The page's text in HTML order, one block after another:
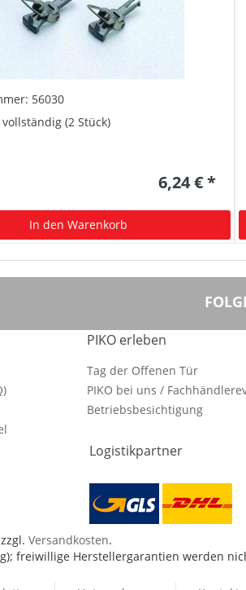
56030
(2 Stück)
6,24 € *
In den Warenkorb
PIKO erleben
Tag der Offenen Tür
PIKO bei uns /
Betriebsbesichtigung
Logistikpartner
Versandkosten.
freiwillige Herstellergarantien werden